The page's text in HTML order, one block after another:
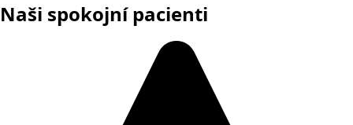
Naši spokojní pacienti